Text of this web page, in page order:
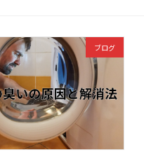
ブログ